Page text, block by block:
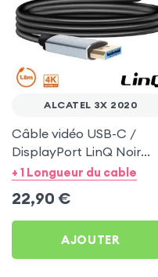
ALCATEL 3X 2020
Câble vidéo USB-C /
DisplayPort LinQ Noir
1.8m pour Alcatel 3X 2020
+ 1 Longueur du cable
22,90 €
AJOUTER